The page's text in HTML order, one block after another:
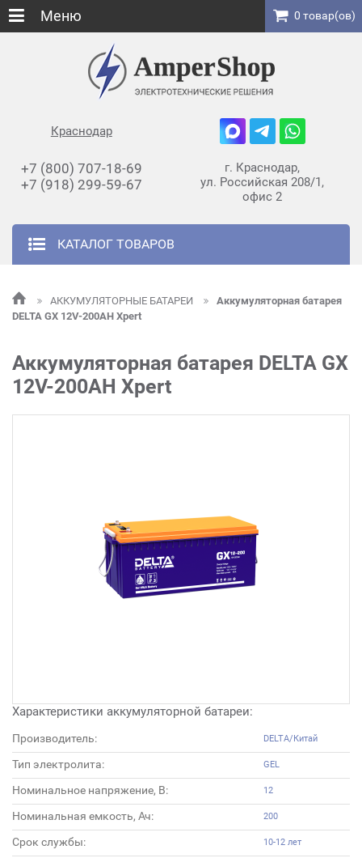
Краснодар
+7 (800) 707-18-69
+7 (918) 299-59-67
г. Краснодар,
ул. Российская 208/1,
офис 2
КАТАЛОГ ТОВАРОВ
Меню 0 товар(ов)
АККУМУЛЯТОРНЫЕ БАТАРЕИ
Аккумуляторная батарея
DELTA GX 12V-200AH Xpert
Аккумуляторная батарея DELTA GX
12V-200AH Xpert
Характеристики аккумуляторной батареи:
Производитель: DELTA/Китай
Тип электролита: GEL
Номинальное напряжение, В: 12
Номинальная емкость, Ач: 200
Срок службы: 10-12 лет